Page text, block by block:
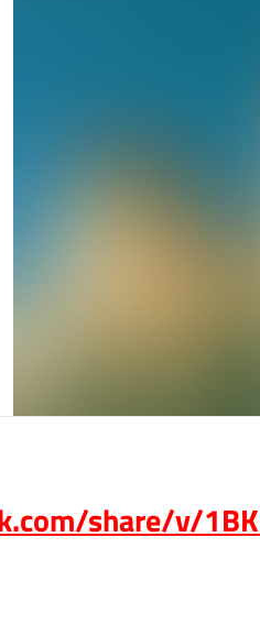
share/v/